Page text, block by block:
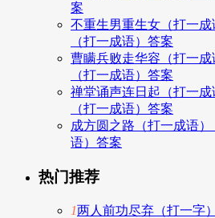
案
不重生男重生女（打一
（打一成语）答案
曹瞒兵败走华容（打一
（打一成语）答案
禅堂诵声连日起（打一
（打一成语）答案
成方圆之路（打一成语
语）答案
热门推荐
1两人前功尽弃（打一字）